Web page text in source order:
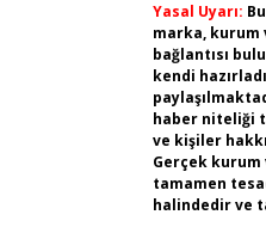
Yasal Uyarı:
marka, kurum
bağlantısı
kendi
haber niteliği
ve kişiler
Gerçek
tamamen
halindedir ve